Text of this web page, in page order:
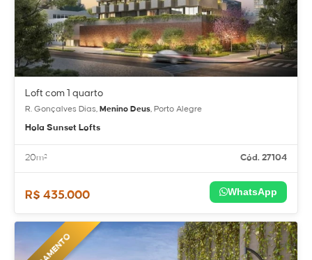
Loft com 1 quarto
R. Gonçalves Dias, Menino Deus, Porto Alegre
Hola Sunset Lofts
20m² Cód. 27104
R$ 435.000 WhatsApp